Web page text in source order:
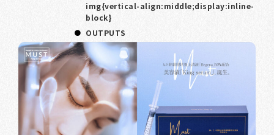
img{vertical-align:middle;display:inline-
block}
OUTPUTS